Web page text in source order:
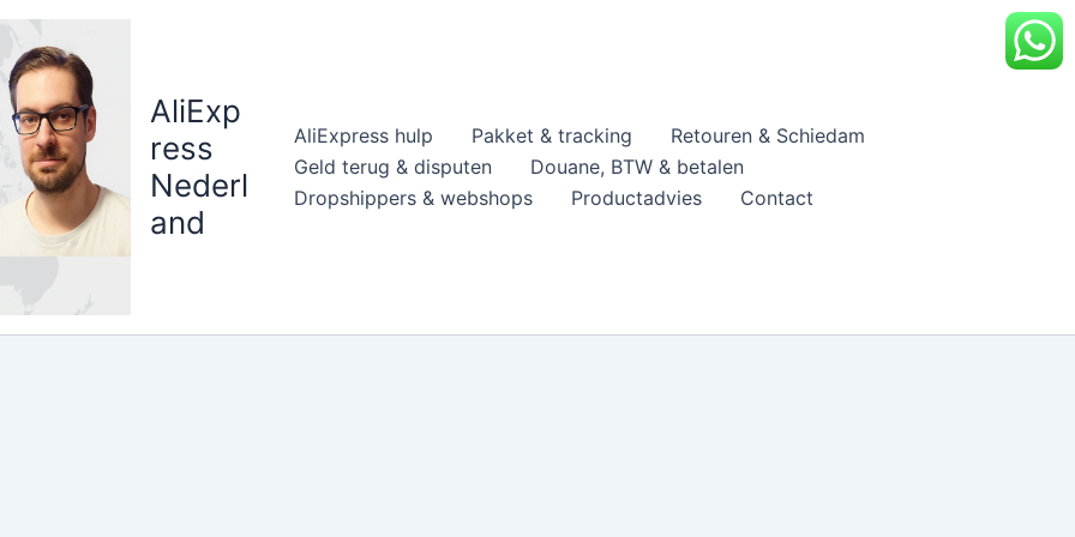
AliExp
ress
Nederl
and
AliExpress hulp Pakket & tracking
Retouren & Schiedam
Geld terug & disputen
Douane, BTW & betalen
Dropshippers & webshops
Productadvies Contact